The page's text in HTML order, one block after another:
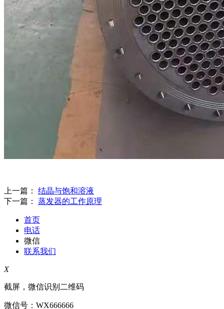
上一篇： 结晶与饱和溶液
下一篇： 蒸发器的工作原理
首页
电话
微信
联系我们
X
截屏，微信识别二维码
微信号： WX666666